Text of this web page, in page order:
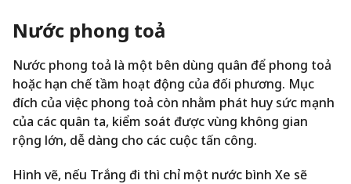
Nước phong toả
Nước phong toả là một bên dùng quân để phong toả
hoặc hạn chế tầm hoạt động của đối phương. Mục
đích của việc phong toả còn nhằm phát huy sức mạnh
của các quân ta, kiểm soát được vùng không gian
rộng lớn, dễ dàng cho các cuộc tấn công.
Hình vẽ, nếu Trắng đi thì chỉ một nước bình Xe sẽ